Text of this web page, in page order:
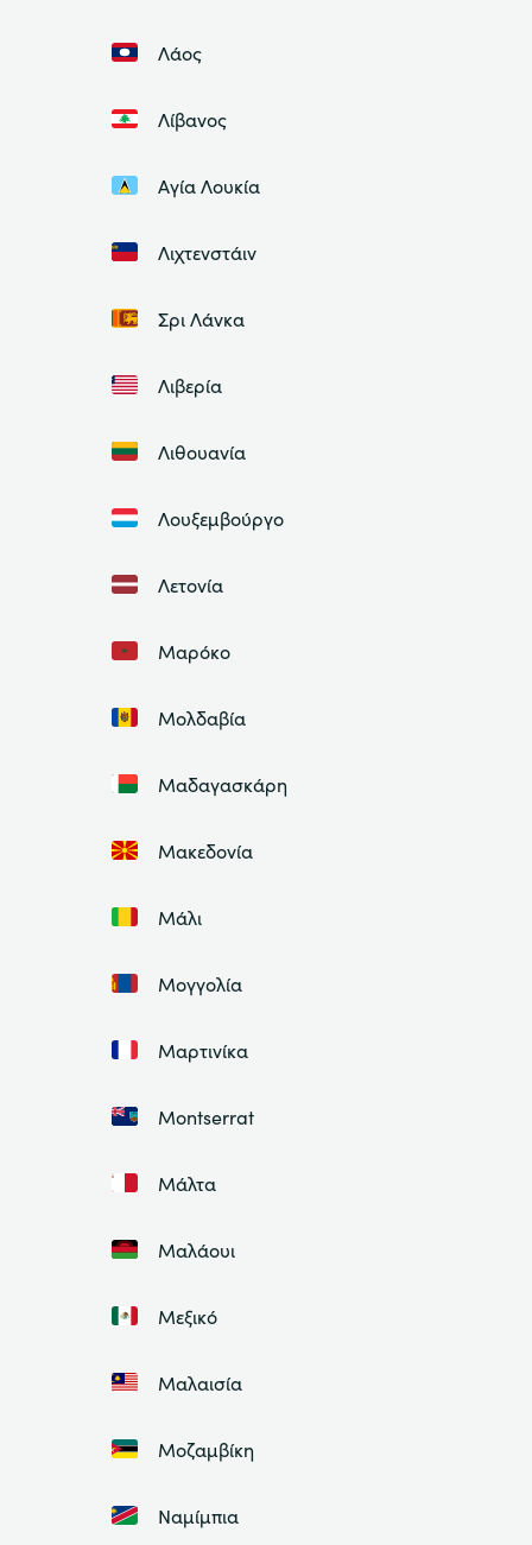
Λάος
Λίβανος
Αγία Λουκία
Λιχτενστάιν
Σρι Λάνκα
Λιβερία
Λιθουανία
Λουξεμβούργο
Λετονία
Μαρόκο
Μολδαβία
Μαδαγασκάρη
Μακεδονία
Μάλι
Μογγολία
Μαρτινίκα
Montserrat
Μάλτα
Μαλάουι
Μεξικό
Μαλαισία
Μοζαμβίκη
Ναμίμπια